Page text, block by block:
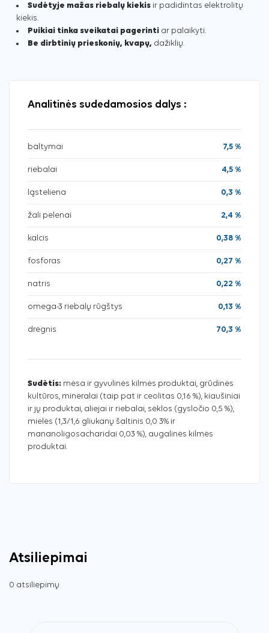
Sudėtyje mažas riebalų kiekis ir padidintas elektrolitų
kiekis.
Puikiai tinka sveikatai pagerinti ar palaikyti.
Be dirbtinių prieskonių, kvapų, dažiklių.
Analitinės sudedamosios dalys :
baltymai 7,5 %
riebalai 4,5 %
ląsteliena 0,3 %
žali pelenai 2,4 %
kalcis 0,38 %
fosforas 0,27 %
natris 0,22 %
omega-3 riebalų rūgštys 0,13 %
drėgnis 70,3 %
Sudėtis: mėsa ir gyvulinės kilmės produktai, grūdinės
kultūros, mineralai (taip pat ir ceolitas 0,16 %), kiaušiniai
ir jų produktai, aliejai ir riebalai, sėklos (gysločio 0,5 %),
mielės (1,3/1,6 gliukanų šaltinis 0,0 3% ir
mananoligosacharidai 0,03 %), augalinės kilmės
produktai.
Atsiliepimai
0 atsiliepimų